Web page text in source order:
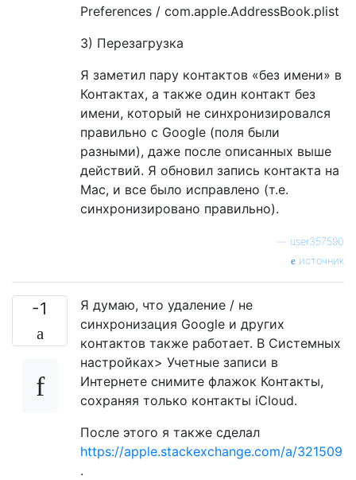
Preferences / com.apple.AddressBook.plist
3) Перезагрузка
Я заметил пару контактов «без имени» в
Контактах, а также один контакт без
имени, который не синхронизировался
правильно с Google (поля были
разными), даже после описанных выше
действий. Я обновил запись контакта на
Mac, и все было исправлено (т.е.
синхронизировано правильно).
user357590
источник
-1
Я думаю, что удаление / не
синхронизация Google и других
контактов также работает. В Системных
настройках> Учетные записи в
Интернете снимите флажок Контакты,
сохраняя только контакты iCloud.
После этого я также сделал
https://apple.stackexchange.com/a/321509
.